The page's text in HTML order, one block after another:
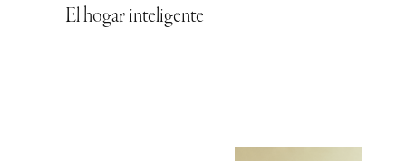
El hogar inteligente